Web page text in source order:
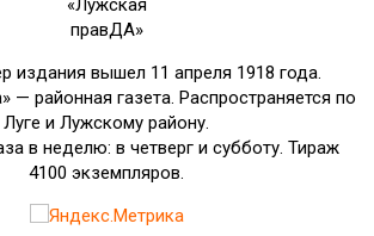
«Лужская
правДА»
издания вышел 11 апреля 1918 года.
— районная газета. Распространяется по
Луге и Лужскому району.
в неделю: в четверг и субботу. Тираж
4100 экземпляров.